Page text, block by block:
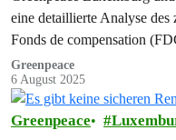
eine detaillierte Analyse
Fonds de compensation
Nextra…
Greenpeace
6 August 2025
Greenpeace